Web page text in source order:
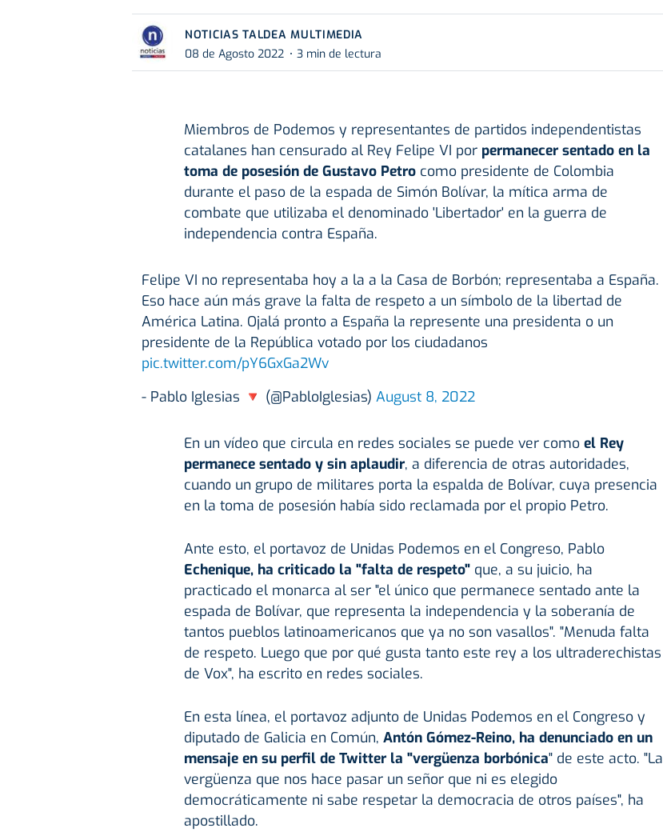
NOTICIAS TALDEA MULTIMEDIA
08 de Agosto 2022
3 min de lectura
Miembros de Podemos y representantes de partidos independentistas
catalanes han censurado al Rey Felipe VI por permanecer sentado en la
toma de posesión de Gustavo Petro como presidente de Colombia
durante el paso de la espada de Simón Bolívar, la mítica arma de
combate que utilizaba el denominado 'Libertador' en la guerra de
independencia contra España.
Felipe VI no representaba hoy a la a la Casa de Borbón; representaba a España.
Eso hace aún más grave la falta de respeto a un símbolo de la libertad de
América Latina. Ojalá pronto a España la represente una presidenta o un
presidente de la República votado por los ciudadanos
pic.twitter.com/pY6GxGa2Wv
- Pablo Iglesias 🔻 (@PabloIglesias) August 8, 2022
En un vídeo que circula en redes sociales se puede ver comoel Rey
permanece sentado y sin aplaudir, a diferencia de otras autoridades,
cuando un grupo de militares porta la espalda de Bolívar, cuya presencia
en la toma de posesión había sido reclamada por el propio Petro.
Ante esto, el portavoz de Unidas Podemos en el Congreso, Pablo
Echenique, ha criticado la "falta de respeto"que, a su juicio, ha
practicado el monarca al ser "el único que permanece sentado ante la
espada de Bolívar, que representa la independencia y la soberanía de
tantos pueblos latinoamericanos que ya no son vasallos". "Menuda falta
de respeto. Luego que por qué gusta tanto este rey a los ultraderechistas
de Vox", ha escrito en redes sociales.
En esta línea, el portavoz adjunto de Unidas Podemos en el Congreso y
diputado de Galicia en Común, Antón Gómez-Reino, ha denunciado en un
mensaje en su perfil de Twitter la "vergüenza borbónica" de este acto. "La
vergüenza que nos hace pasar un señor que ni es elegido
democráticamente ni sabe respetar la democracia de otros países", ha
apostillado.